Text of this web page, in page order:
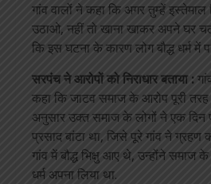
गांव वालों ने कहा कि अगर तुम्हें इस्तेमाल
उठाओ, नहीं तो खाना खाकर अपने घर
कि इस घटना के कारण लोग बौद्ध धर्म में
सरपंच ने आरोपों को निराधार बताया :
कहा कि जाटव समाज के आरोप पूरी तरह
अनुसार उक्त समाज के लोगों ने एक
प्रसाद बांटा था, जिसे पूरे गांव ने ग्रहण
गांव में बौद्ध भिक्षु आए थे, उन्होंने समाज
धर्म अपना लिया था.